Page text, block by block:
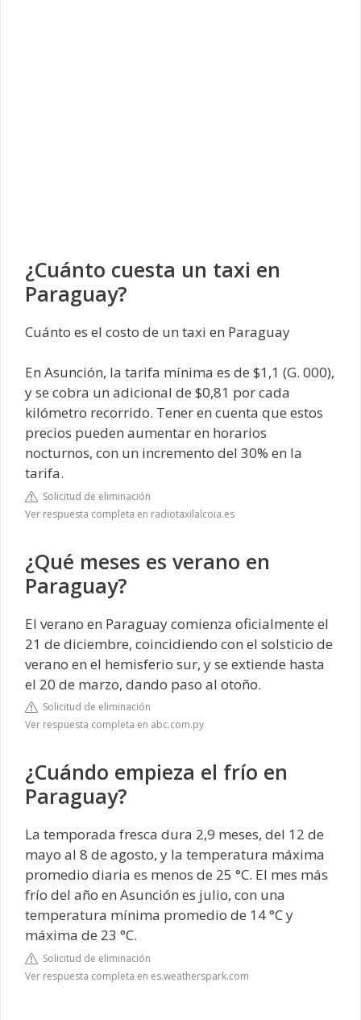
¿Cuánto cuesta un taxi en
Paraguay?
Cuánto es el costo de un taxi en Paraguay
En Asunción, la tarifa mínima es de $1,1 (G. 000),
y se cobra un adicional de $0,81 por cada
kilómetro recorrido. Tener en cuenta que estos
precios pueden aumentar en horarios
nocturnos, con un incremento del 30% en la
tarifa.
Solicitud de eliminación
Ver respuesta completa en radiotaxilalcoia.es
¿Qué meses es verano en
Paraguay?
El verano en Paraguay comienza oficialmente el
21 de diciembre, coincidiendo con el solsticio de
verano en el hemisferio sur, y se extiende hasta
el 20 de marzo, dando paso al otoño.
Solicitud de eliminación
Ver respuesta completa en abc.com.py
¿Cuándo empieza el frío en
Paraguay?
La temporada fresca dura 2,9 meses, del 12 de
mayo al 8 de agosto, y la temperatura máxima
promedio diaria es menos de 25 °C. El mes más
frío del año en Asunción es julio, con una
temperatura mínima promedio de 14 °C y
máxima de 23 °C.
Solicitud de eliminación
Ver respuesta completa en es.weatherspark.com